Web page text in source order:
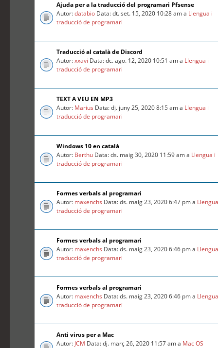
Ajuda per a la traducció del programari Pfsense
Autor:databio Data: dt. set. 15, 2020 10:28 am a Llengua i
traducció de programari
Traducció al català de Discord
Autor:xxavi Data: dc. ago. 12, 2020 10:51 am a Llengua i
traducció de programari
TEXT A VEU EN MP3
Autor: Marius Data: dj. juny 25, 2020 8:15 am a Llengua i
traducció de programari
Windows 10 en català
Autor: Berthu Data: ds. maig 30, 2020 11:59 am a Llengua i
traducció de programari
Formes verbals al programari
Autor: maxenchs Data: ds. maig 23, 2020 6:47 pm a
traducció de programari
Formes verbals al programari
Autor: maxenchs Data: ds. maig 23, 2020 6:46 pm a
traducció de programari
Formes verbals al programari
Autor: maxenchs Data: ds. maig 23, 2020 6:46 pm a
traducció de programari
Anti virus per a Mac
Autor: JCM Data: dj. març 26, 2020 11:57 am a Mac OS